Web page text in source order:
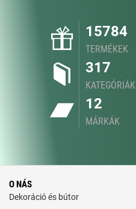
15784
TERMÉKEK
317
KATEGÓRIÁK
12
MÁRKÁK
O NÁS
Dekoráció és bútor